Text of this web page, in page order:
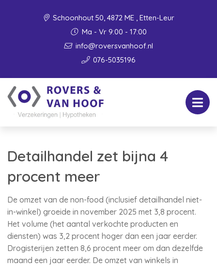
Schoonhout 50, 4872 ME , Etten-Leur
Ma - Vr 9:00 - 17:00
info@roversvanhoof.nl
076-5035196
Detailhandel zet bijna 4
procent meer
De omzet van de non-food (inclusief detailhandel niet-
in-winkel) groeide in november 2025 met 3,8 procent.
Het volume (het aantal verkochte producten en
diensten) was 3,2 procent hoger dan een jaar eerder.
Drogisterijen zetten 8,6 procent meer om dan dezelfde
maand een jaar eerder. De omzet van winkels in